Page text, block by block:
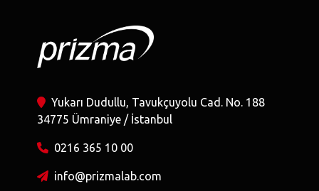
Yukarı Dudullu, Tavukçuyolu Cad. No. 188
34775 Ümraniye / İstanbul
0216 365 10 00
info@prizmalab.com